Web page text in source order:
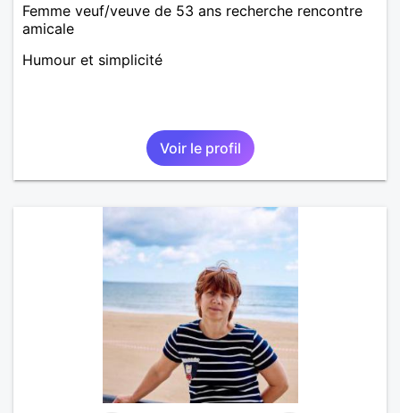
Femme veuf/veuve de 53 ans recherche rencontre
amicale
Humour et simplicité
Voir le profil